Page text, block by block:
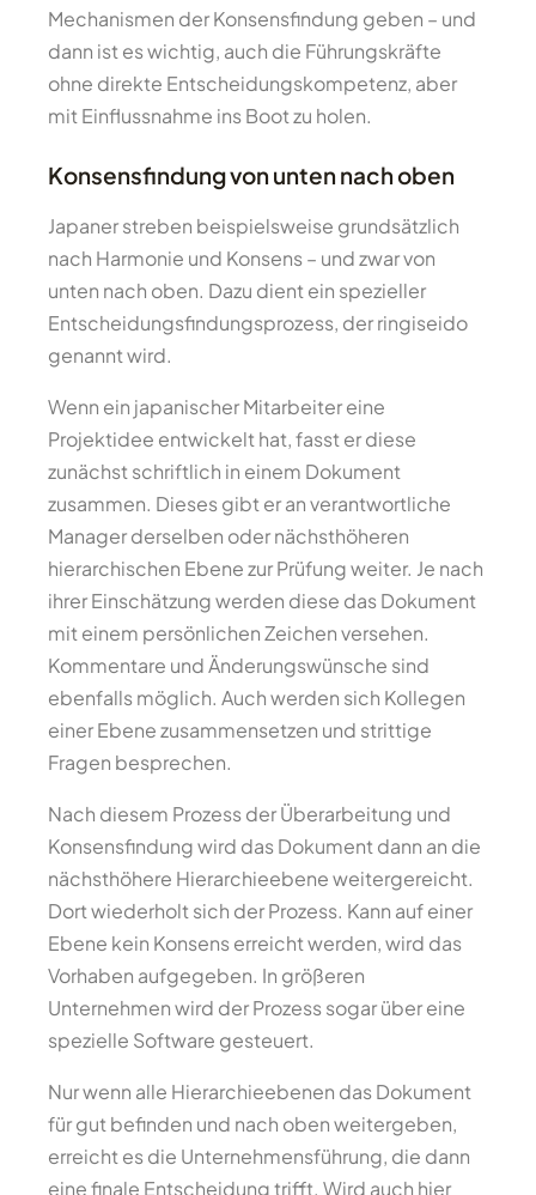
Mechanismen der Konsensfindung geben – und
dann ist es wichtig, auch die Führungskräfte
ohne direkte Entscheidungskompetenz, aber
mit Einflussnahme ins Boot zu holen.
Konsensfindung von unten nach oben
Japaner streben beispielsweise grundsätzlich
nach Harmonie und Konsens – und zwar von
unten nach oben. Dazu dient ein spezieller
Entscheidungsfindungsprozess, der ringiseido
genannt wird.
Wenn ein japanischer Mitarbeiter eine
Projektidee entwickelt hat, fasst er diese
zunächst schriftlich in einem Dokument
zusammen. Dieses gibt er an verantwortliche
Manager derselben oder nächsthöheren
hierarchischen Ebene zur Prüfung weiter. Je nach
ihrer Einschätzung werden diese das Dokument
mit einem persönlichen Zeichen versehen.
Kommentare und Änderungswünsche sind
ebenfalls möglich. Auch werden sich Kollegen
einer Ebene zusammensetzen und strittige
Fragen besprechen.
Nach diesem Prozess der Überarbeitung und
Konsensfindung wird das Dokument dann an die
nächsthöhere Hierarchieebene weitergereicht.
Dort wiederholt sich der Prozess. Kann auf einer
Ebene kein Konsens erreicht werden, wird das
Vorhaben aufgegeben. In größeren
Unternehmen wird der Prozess sogar über eine
spezielle Software gesteuert.
Nur wenn alle Hierarchieebenen das Dokument
für gut befinden und nach oben weitergeben,
erreicht es die Unternehmensführung, die dann
eine finale Entscheidung trifft. Wird auch hier